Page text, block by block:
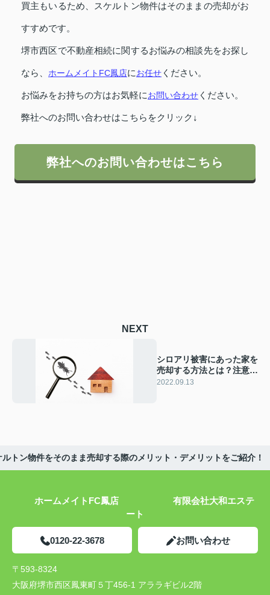
買主もいるため、スケルトン物件はそのままの売却がお
すすめです。
堺市西区で不動産相続に関するお悩みの相談先をお探し
なら、 ホームメイトFC鳳店にお任せ ください。
お悩みをお持ちの方はお気軽にお問い合わせ ください。
弊社へのお問い合わせはこちらをクリック↓
弊社へのお問い合わせはこちら
NEXT
シロアリ被害にあった家を
売却する方法とは？注意点
についてもご紹介
2022.09.13
ルトン物件をそのまま売却する際のメリット・デメリットをご紹介！
ホームメイトFC鳳店 有限会社大和エステ
ート
0120-22-3678 お問い合わせ
〒593-8324
大阪府堺市西区鳳東町５丁456-1 アララギビル2階